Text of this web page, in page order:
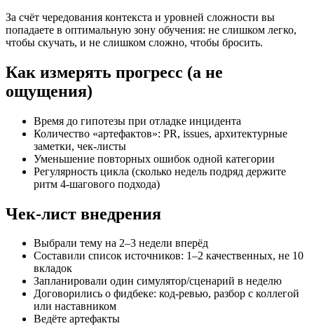
За счёт чередования контекста и уровней сложности вы
попадаете в оптимальную зону обучения: не слишком легко,
чтобы скучать, и не слишком сложно, чтобы бросить.
Как измерять прогресс (а не
ощущения)
Время до гипотезы при отладке инцидента
Количество «артефактов»: PR, issues, архитектурные
заметки, чек‑листы
Уменьшение повторных ошибок одной категории
Регулярность цикла (сколько недель подряд держите
ритм 4‑шагового подхода)
Чек‑лист внедрения
Выбрали тему на 2–3 недели вперёд
Составили список источников: 1–2 качественных, не 10
вкладок
Запланировали один симулятор/сценарий в неделю
Договорились о фидбеке: код‑ревью, разбор с коллегой
или наставником
Ведёте артефакты